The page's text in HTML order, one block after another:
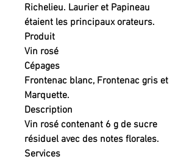
Richelieu. Laurier et Papineau
étaient les principaux orateurs.
Produit
Vin rosé
Cépages
Frontenac blanc, Frontenac gris et
Marquette.
Description
Vin rosé contenant 6 g de sucre
résiduel avec des notes florales.
Services